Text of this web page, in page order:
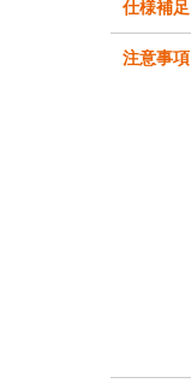
仕様補足
注意事項